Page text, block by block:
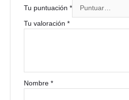
Tu puntuación*
Tu valoración*
Nombre*